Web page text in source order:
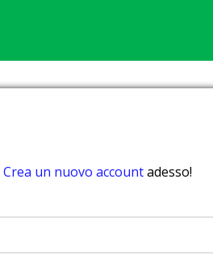
Crea un nuovo accountadesso!